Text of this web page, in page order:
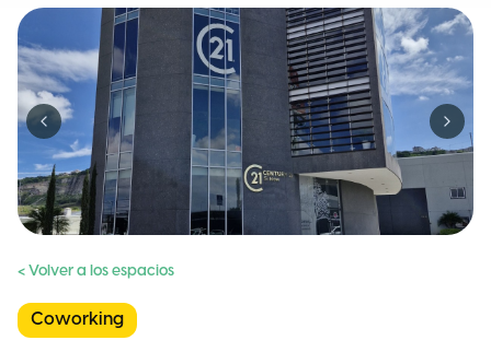
Previous slide Next
< Volver a los espacios
Coworking